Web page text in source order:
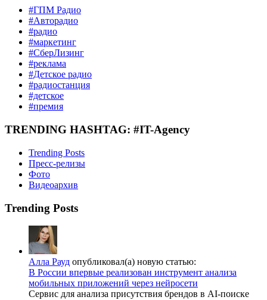
#ГПМ Радио
#Авторадио
#радио
#маркетинг
#СберЛизинг
#реклама
#Детское радио
#радиостанция
#детское
#премия
TRENDING HASHTAG: #IT-Agency
Trending Posts
Пресс-релизы
Фото
Видеоархив
Trending Posts
Алла Рауд опубликовал(а) новую статью:
В России впервые реализован инструмент анализа
мобильных приложений через нейросети
Сервис для анализа присутствия брендов в AI-поиске